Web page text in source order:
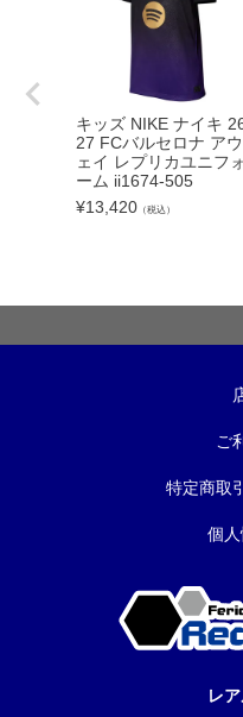
キッズ NIKE ナイキ
27 FCバルセロナ アウ
ェイ レプリカユニフォ
ーム ii1674-505
¥13,420 （税込）
ご
特定商取
個
レ